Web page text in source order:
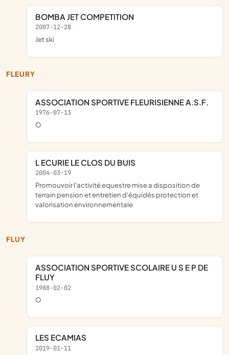
BOMBA JET COMPETITION
2007-12-28
jet ski
FLEURY
ASSOCIATION SPORTIVE FLEURISIENNE A.S.F.
1976-07-13
o
L ECURIE LE CLOS DU BUIS
2004-03-19
promouvoir l'activité equestre mise a disposition de
terrain pension et entretien d'équidés protection et
valorisation environnementale
FLUY
ASSOCIATION SPORTIVE SCOLAIRE U S E P DE
FLUY
1988-02-02
o
LES ECAMIAS
2019-01-11